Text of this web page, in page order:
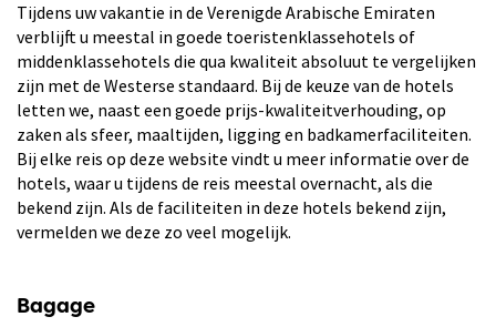
Tijdens uw vakantie in de Verenigde Arabische Emiraten
verblijft u meestal in goede toeristenklassehotels of
middenklassehotels die qua kwaliteit absoluut te vergelijken
zijn met de Westerse standaard. Bij de keuze van de hotels
letten we, naast een goede prijs-kwaliteitverhouding, op
zaken als sfeer, maaltijden, ligging en badkamerfaciliteiten.
Bij elke reis op deze website vindt u meer informatie over de
hotels, waar u tijdens de reis meestal overnacht, als die
bekend zijn. Als de faciliteiten in deze hotels bekend zijn,
vermelden we deze zo veel mogelijk.
Bagage